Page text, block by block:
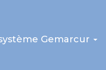
Gemarcur